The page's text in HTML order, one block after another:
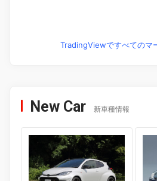
TradingViewですべてのマ
New Car 新車種情報